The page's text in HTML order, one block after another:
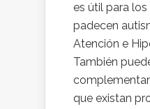
es útil para
padecen
Atención e
También
que existan